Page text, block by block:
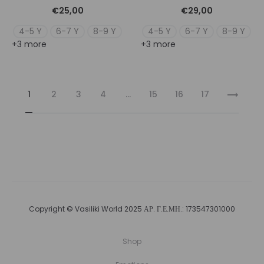
€25,00
4-5 Y
6-7 Y
8-9 Y
+3 more
€29,00
4-5 Y
6-7 Y
8-9 Y
+3 more
1 2 3 4 … 15 16 17
Copyright © Vasiliki World 2025 ΑΡ. Γ.Ε.ΜΗ.: 173547301000
Shop